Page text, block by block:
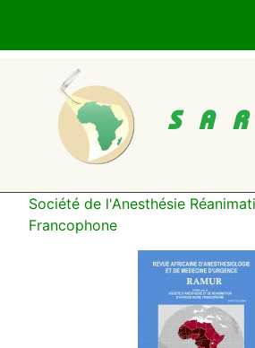
Société de l'Anesthésie
Francophone